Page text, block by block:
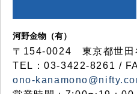
河野金物（有）
〒154-0024 東京都世田
TEL：03-3422-8261 /
ono-